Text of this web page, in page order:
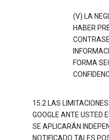
(V) LA
HABER
FORMA
15.2 LAS
GOOGLE ANTE USTED
SE APLICARÁN
NOTIFICADO TALES